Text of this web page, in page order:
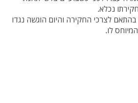
נכלא.
לצרכי החקירה והיום הוגשה נגדו
לו.